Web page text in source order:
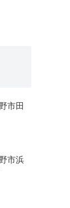
市田
市浜